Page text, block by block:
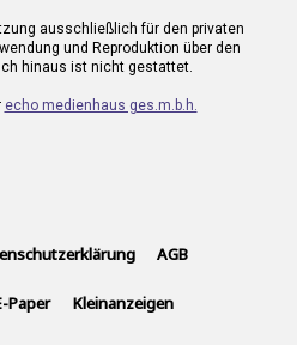
ausschließlich für den privaten
und Reproduktion über den
hinaus ist nicht gestattet.
echo medienhaus ges.m.b.h.
AGB
Paper Kleinanzeigen